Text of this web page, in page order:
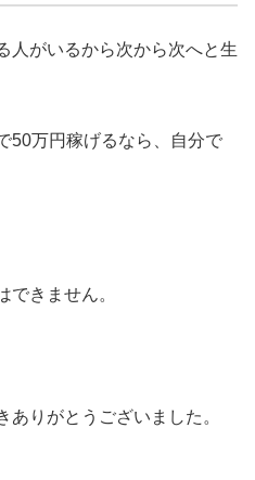
人がいるから次から次へと生
50万円稼げるなら、自分で
できません。
りがとうございました。